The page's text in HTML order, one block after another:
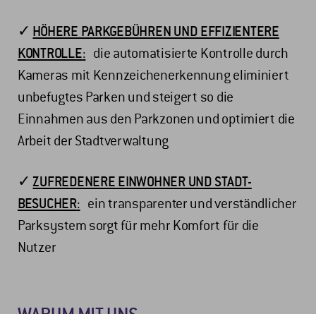
✓ HÖHERE PARKGEBÜHREN UND EFFIZIENTERE
KONTROLLE: die automatisierte Kontrolle durch
Kameras mit Kennzeichenerkennung eliminiert
unbefugtes Parken und steigert so die
Einnahmen aus den Parkzonen und optimiert die
Arbeit der Stadtverwaltung
✓ZUFREDENERE EINWOHNER UND STADT-
BESUCHER: ein transparenter und verständlicher
Parksystem sorgt für mehr Komfort für die
Nutzer